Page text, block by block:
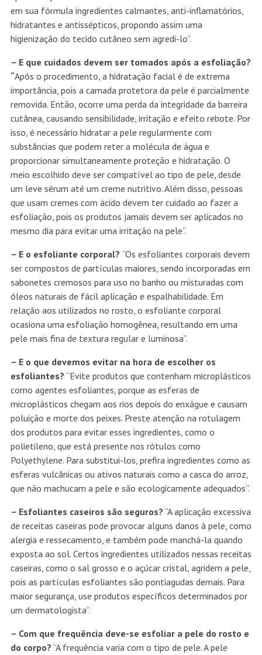
em sua fórmula ingredientes calmantes, anti-inflamatórios,
hidratantes e antissépticos, propondo assim uma
higienização do tecido cutâneo sem agredi-lo”.
– E que cuidados devem ser tomados após a esfoliação?
“Após o procedimento, a hidratação facial é de extrema
importância, pois a camada protetora da pele é parcialmente
removida. Então, ocorre uma perda da integridade da barreira
cutânea, causando sensibilidade, irritação e efeito rebote. Por
isso, é necessário hidratar a pele regularmente com
substâncias que podem reter a molécula de água e
proporcionar simultaneamente proteção e hidratação. O
meio escolhido deve ser compatível ao tipo de pele, desde
um leve sérum até um creme nutritivo. Além disso, pessoas
que usam cremes com ácido devem ter cuidado ao fazer a
esfoliação, pois os produtos jamais devem ser aplicados no
mesmo dia para evitar uma irritação na pele”.
– E o esfoliante corporal? “Os esfoliantes corporais devem
ser compostos de partículas maiores, sendo incorporadas em
sabonetes cremosos para uso no banho ou misturadas com
óleos naturais de fácil aplicação e espalhabilidade. Em
relação aos utilizados no rosto, o esfoliante corporal
ocasiona uma esfoliação homogênea, resultando em uma
pele mais fina de textura regular e luminosa”.
– E o que devemos evitar na hora de escolher os
esfoliantes? “Evite produtos que contenham microplásticos
como agentes esfoliantes, porque as esferas de
microplásticos chegam aos rios depois do enxágue e causam
poluição e morte dos peixes. Preste atenção na rotulagem
dos produtos para evitar esses ingredientes, como o
polietileno, que está presente nos rótulos como
Polyethylene. Para substitui-los, prefira ingredientes como as
esferas vulcânicas ou ativos naturais como a casca do arroz,
que não machucam a pele e são ecologicamente adequados”.
– Esfoliantes caseiros são seguros? “A aplicação excessiva
de receitas caseiras pode provocar alguns danos à pele, como
alergia e ressecamento, e também pode manchá-la quando
exposta ao sol. Certos ingredientes utilizados nessas receitas
caseiras, como o sal grosso e o açúcar cristal, agridem a pele,
pois as partículas esfoliantes são pontiagudas demais. Para
maior segurança, use produtos específicos determinados por
um dermatologista”.
– Com que frequência deve-se esfoliar a pele do rosto e
do corpo? “A frequência varia com o tipo de pele. A pele